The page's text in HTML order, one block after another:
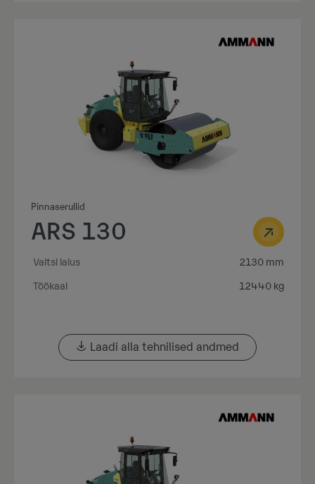
Pinnaserullid
ARS 130
Valtsi laius
2130 mm
Töökaal
12440 kg
Laadi alla tehnilised andmed